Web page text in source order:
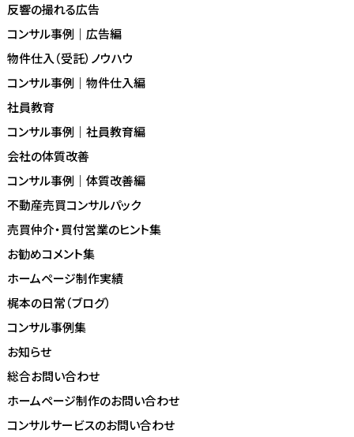
反響の撮れる広告
コンサル事例｜広告編
物件仕入（受託）ノウハウ
コンサル事例｜物件仕入編
社員教育
コンサル事例｜社員教育編
会社の体質改善
コンサル事例｜体質改善編
不動産売買コンサルパック
売買仲介・買付営業のヒント集
お勧めコメント集
ホームページ制作実績
梶本の日常（ブログ）
コンサル事例集
お知らせ
総合お問い合わせ
ホームページ制作のお問い合わせ
コンサルサービスのお問い合わせ